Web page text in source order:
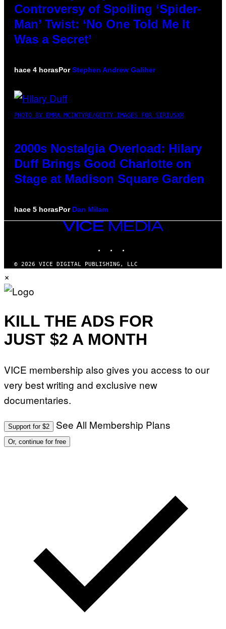
Controversy of Spoiling ‘Spider-
Man’ Twist: ‘No One Told Me It
Was a Secret’
hace 4 horasPorStephen Andrew Galiher
PHOTO BY EMMA MCINTYRE/GETTY IMAGES FOR SIRIUSXM
2000s Nostalgia Overload: Hilary
Duff Brings Good Charlotte on
Stage at Madison Square Garden
hace 5 horasPor Dan Milam
VICE
MEDIA
© 2026 VICE DIGITAL PUBLISHING, LLC
×
KILL THE ADS FOR
JUST $2 A MONTH
VICE membership also gives you access to our
very best writing and exclusive new
documentaries.
Support for $2 See All Membership Plans
Or, continue for free